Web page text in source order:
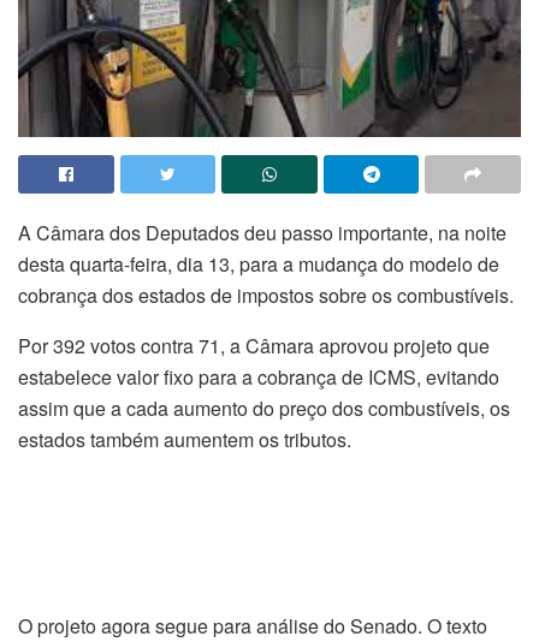
A Câmara dos Deputados deu passo importante, na noite
desta quarta-feira, dia 13, para a mudança do modelo de
cobrança dos estados de impostos sobre os combustíveis.
Por 392 votos contra 71, a Câmara aprovou projeto que
estabelece valor fixo para a cobrança de ICMS, evitando
assim que a cada aumento do preço dos combustíveis, os
estados também aumentem os tributos.
O projeto agora segue para análise do Senado. O texto